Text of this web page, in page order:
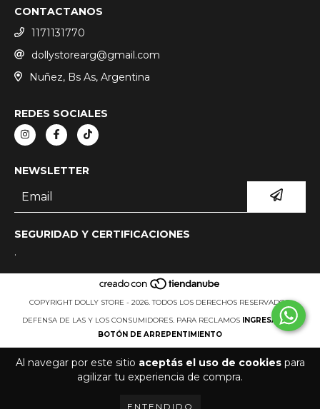
Al navegar por este sitio aceptás el uso de cookiespara
agilizar tu experiencia de compra.
ENTENDIDO
CONTACTANOS
1171131770
dollystorearg@gmail.com
Nuñez, Bs As, Argentina
REDES SOCIALES
NEWSLETTER
SEGURIDAD Y CERTIFICACIONES
.
COPYRIGHT DOLLY STORE - 2026. TODOS LOS DERECHOS RESERVADOS.
DEFENSA DE LAS Y LOS CONSUMIDORES. PARA RECLAMOS INGRESÁ ACÁ.
BOTÓN DE ARREPENTIMIENTO